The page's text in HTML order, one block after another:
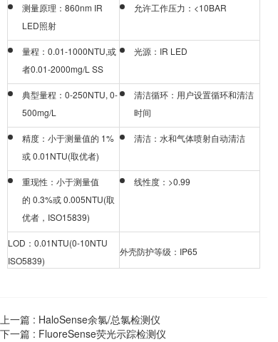
测量原理：860nm IR
LED照射
允许工作压力：<10BAR
量程：0.01-1000NTU,或
者0.01-2000mg/L SS
光源：IR LED
典型量程：0-250NTU, 0-
500mg/L
清洁循环：用户设置循环和清洁
时间
精度：小于测量值的 1%
或 0.01NTU(取优者)
清洁：水和气体喷射自动清洁
重现性：小于测量值
的 0.3%或 0.005NTU(取
优者，ISO15839)
线性度：>0.99
LOD：0.01NTU(0-10NTU
ISO5839)
外壳防护等级：IP65
上一篇 : HaloSense余氯/总氯检测仪
下一篇 : FluoreSense荧光示踪检测仪